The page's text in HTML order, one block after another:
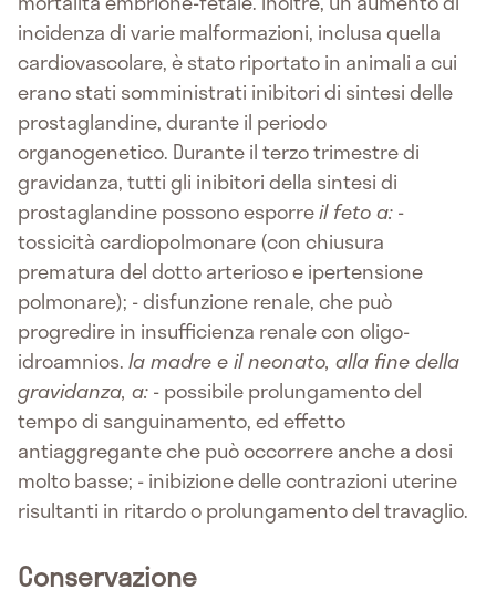
incidenza di varie malformazioni, inclusa quella
cardiovascolare, è stato riportato in animali a cui
erano stati somministrati inibitori di sintesi delle
prostaglandine, durante il periodo
organogenetico. Durante il terzo trimestre di
gravidanza, tutti gli inibitori della sintesi di
prostaglandine possono esporreil feto a:-
tossicità cardiopolmonare (con chiusura
prematura del dotto arterioso e ipertensione
polmonare); - disfunzione renale, che può
progredire in insufficienza renale con oligo-
idroamnios.la madre e il neonato, alla fine della
gravidanza, a:- possibile prolungamento del
tempo di sanguinamento, ed effetto
antiaggregante che può occorrere anche a dosi
molto basse; - inibizione delle contrazioni uterine
risultanti in ritardo o prolungamento del travaglio.
Conservazione